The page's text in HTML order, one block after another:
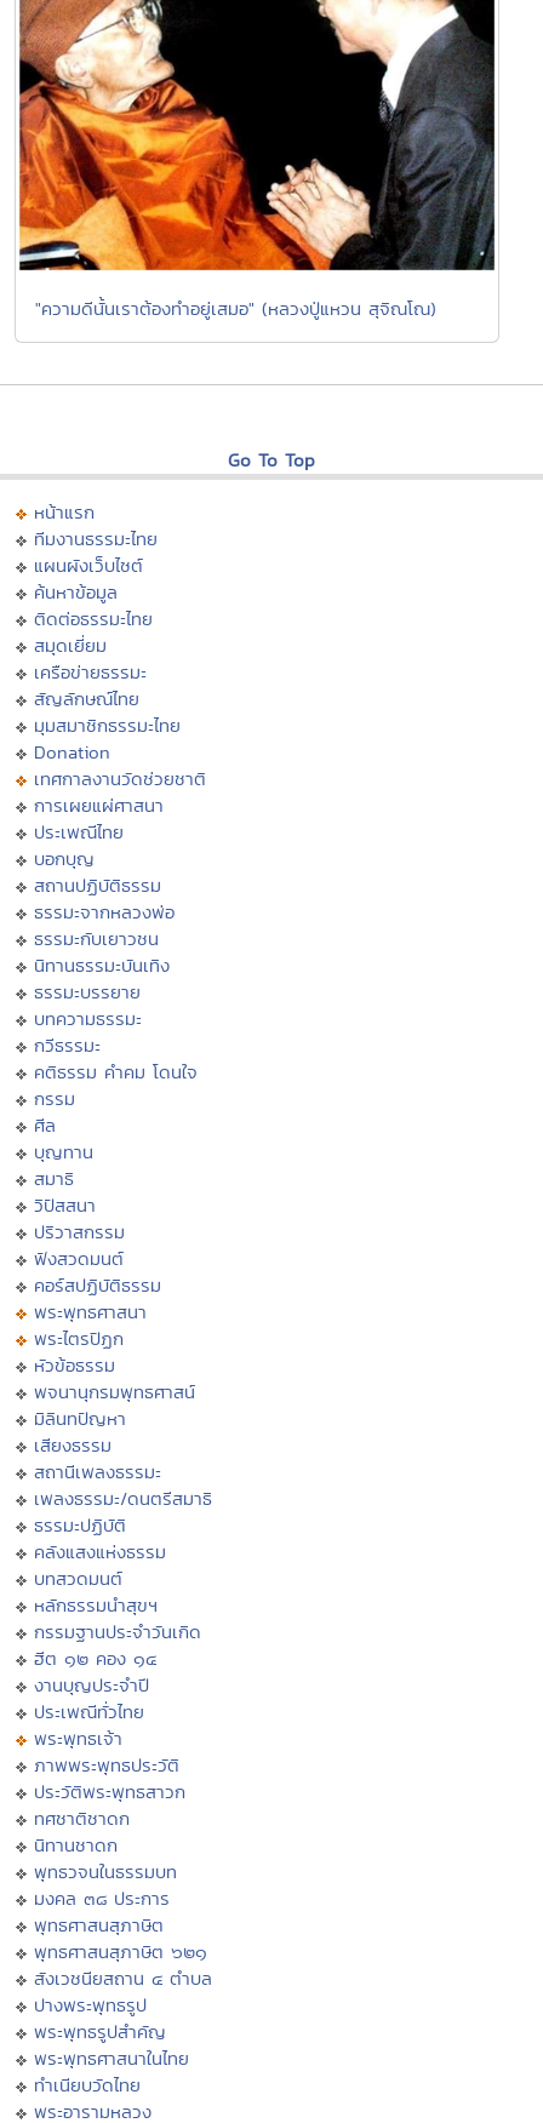
"ความดีนั้นเราต้องทำอยู่เสมอ" (หลวงปู่แหวน สุจิณโณ)
Go To Top
หน้าแรก
ทีมงานธรรมะไทย
แผนผังเว็บไซต์
ค้นหาข้อมูล
ติดต่อธรรมะไทย
สมุดเยี่ยม
เครือข่ายธรรมะ
สัญลักษณ์ไทย
มุมสมาชิกธรรมะไทย
Donation
เทศกาลงานวัดช่วยชาติ
การเผยแผ่ศาสนา
ประเพณีไทย
บอกบุญ
สถานปฏิบัติธรรม
ธรรมะจากหลวงพ่อ
ธรรมะกับเยาวชน
นิทานธรรมะบันเทิง
ธรรมะบรรยาย
บทความธรรมะ
กวีธรรมะ
คติธรรม คำคม โดนใจ
กรรม
ศีล
บุญทาน
สมาธิ
วิปัสสนา
ปริวาสกรรม
ฟังสวดมนต์
คอร์สปฏิบัติธรรม
พระพุทธศาสนา
พระไตรปิฏก
หัวข้อธรรม
พจนานุกรมพุทธศาสน์
มิลินทปัญหา
เสียงธรรม
สถานีเพลงธรรมะ
เพลงธรรมะ/ดนตรีสมาธิ
ธรรมะปฏิบัติ
คลังแสงแห่งธรรม
บทสวดมนต์
หลักธรรมนำสุขฯ
กรรมฐานประจำวันเกิด
ฮีต ๑๒ คอง ๑๔
งานบุญประจำปี
ประเพณีทั่วไทย
พระพุทธเจ้า
ภาพพระพุทธประวัติ
ประวัติพระพุทธสาวก
ทศชาติชาดก
นิทานชาดก
พุทธวจนในธรรมบท
มงคล ๓๘ ประการ
พุทธศาสนสุภาษิต
พุทธศาสนสุภาษิต ๖๒๑
สังเวชนียสถาน ๔ ตำบล
ปางพระพุทธรูป
พระพุทธรูปสำคัญ
พระพุทธศาสนาในไทย
ทำเนียบวัดไทย
พระอารามหลวง